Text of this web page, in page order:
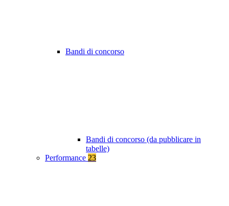
Bandi di concorso
Bandi di concorso (da pubblicare in
tabelle)
Performance 23